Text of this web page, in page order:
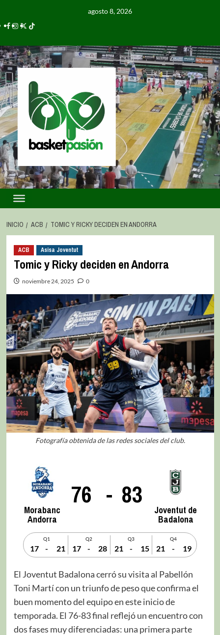
agosto 8, 2026
INICIO ACB TOMIC Y RICKY DECIDEN EN ANDORRA
ACB Asisa Joventut
Tomic y Ricky deciden en Andorra
noviembre 24, 2025 0
Fotografía obtenida de las redes sociales del club.
Morabanc
Andorra
76 - 83
Joventut de
Badalona
Q1
17 - 21
Q2
17 - 28
Q3
21 - 15
Q4
21 - 19
El Joventut Badalona cerró su visita al Pabellón
Toni Martí con un triunfo de peso que confirma el
buen momento del equipo en este inicio de
temporada. El 76-83 final reflejó un encuentro con
dos fases muy diferenciadas: una primera parte